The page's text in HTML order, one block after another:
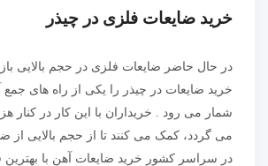
خرید ضایعات فلزی در چیذر
در حال حاضر ضایعات فلزی در حجم بالایی
خرید ضایعات در چیذر را یکی از راه های جمع
شمار می رود . خریداران با این کار در کنار
می گردد، کمک می کنند تا از حجم بالایی از
در سراسر کشور خرید ضایعات آهن با